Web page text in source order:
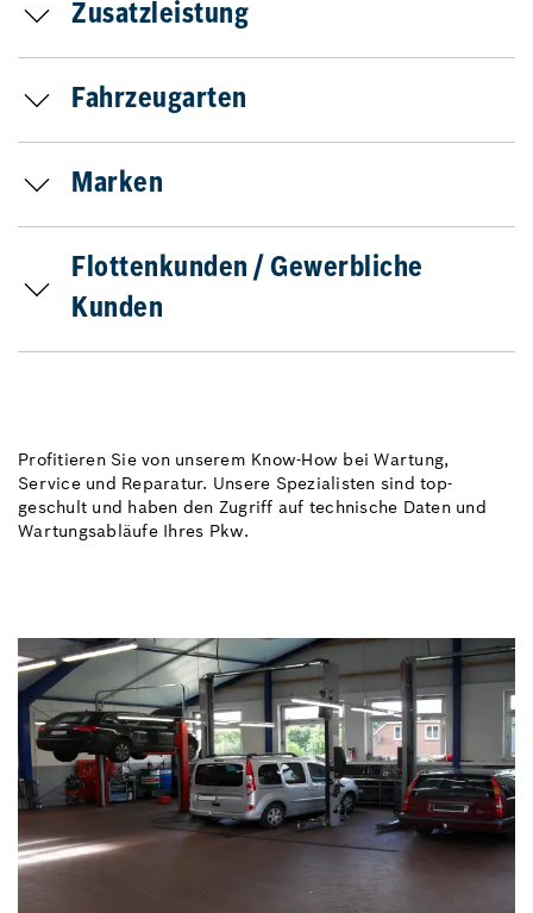
Zusatzleistung
Fahrzeugarten
Marken
Flottenkunden / Gewerbliche
Kunden
Profitieren Sie von unserem Know-How bei Wartung,
Service und Reparatur. Unsere Spezialisten sind top-
geschult und haben den Zugriff auf technische Daten und
Wartungsabläufe Ihres Pkw.